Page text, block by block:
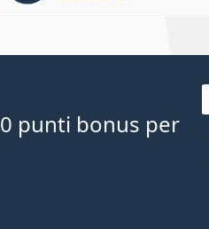
punti bonus per